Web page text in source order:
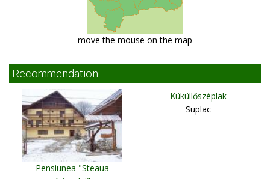
move the mouse on the map
Recommendation
Pensiunea "Steaua
Küküllőszéplak
Suplac